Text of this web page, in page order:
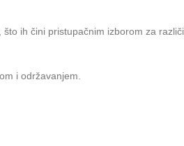
ih čini pristupačnim izborom za
i održavanjem.